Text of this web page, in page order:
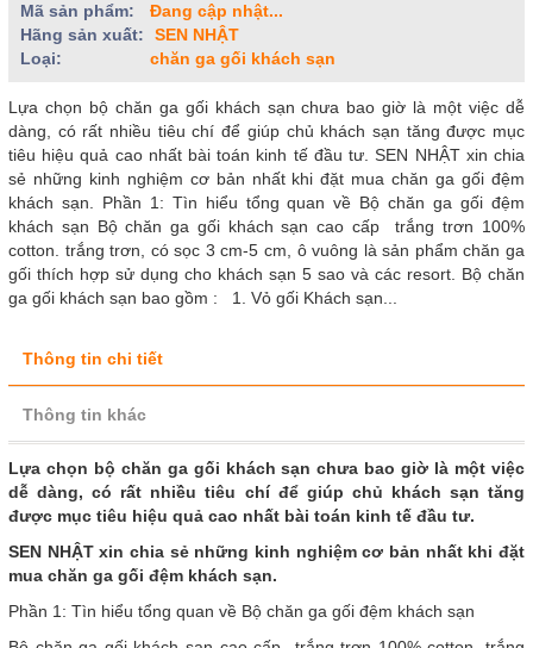
Mã sản phẩm:
Đang cập nhật...
Hãng sản xuất:
SEN NHẬT
Loại:
chăn ga gối khách sạn
Lựa chọn bộ chăn ga gối khách sạn chưa bao giờ là một việc dễ
dàng, có rất nhiều tiêu chí để giúp chủ khách sạn tăng được mục
tiêu hiệu quả cao nhất bài toán kinh tế đầu tư. SEN NHẬT xin chia
sẻ những kinh nghiệm cơ bản nhất khi đặt mua chăn ga gối đệm
khách sạn. Phần 1: Tìn hiểu tổng quan về Bộ chăn ga gối đệm
khách sạn Bộ chăn ga gối khách sạn cao cấp trắng trơn 100%
cotton. trắng trơn, có sọc 3 cm-5 cm, ô vuông là sản phẩm chăn ga
gối thích hợp sử dụng cho khách sạn 5 sao và các resort. Bộ chăn
ga gối khách sạn bao gồm : 1. Vỏ gối Khách sạn...
Thông tin chi tiết
Thông tin khác
Lựa chọn bộ chăn ga gối khách sạn chưa bao giờ là một việc
dễ dàng, có rất nhiều tiêu chí để giúp chủ khách sạn tăng
được mục tiêu hiệu quả cao nhất bài toán kinh tế đầu tư.
SEN NHẬT xin chia sẻ những kinh nghiệm cơ bản nhất khi đặt
mua chăn ga gối đệm khách sạn.
Phần 1: Tìn hiểu tổng quan về Bộ chăn ga gối đệm khách sạn